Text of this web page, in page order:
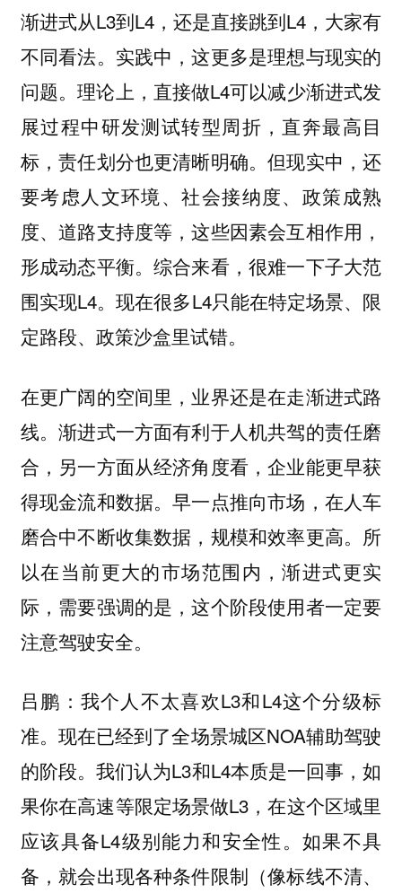
渐进式从L3到L4，还是直接跳到L4，大家有
不同看法。实践中，这更多是理想与现实的
问题。理论上，直接做L4可以减少渐进式发
展过程中研发测试转型周折，直奔最高目
标，责任划分也更清晰明确。但现实中，还
要考虑人文环境、社会接纳度、政策成熟
度、道路支持度等，这些因素会互相作用，
形成动态平衡。综合来看，很难一下子大范
围实现L4。现在很多L4只能在特定场景、限
定路段、政策沙盒里试错。
在更广阔的空间里，业界还是在走渐进式路
线。渐进式一方面有利于人机共驾的责任磨
合，另一方面从经济角度看，企业能更早获
得现金流和数据。早一点推向市场，在人车
磨合中不断收集数据，规模和效率更高。所
以在当前更大的市场范围内，渐进式更实
际，需要强调的是，这个阶段使用者一定要
注意驾驶安全。
吕鹏： 我个人不太喜欢L3和L4这个分级标
准。现在已经到了全场景城区NOA辅助驾驶
的阶段。我们认为L3和L4本质是一回事，如
果你在高速等限定场景做L3，在这个区域里
应该具备L4级别能力和安全性。如果不具
备，就会出现各种条件限制（像标线不清、